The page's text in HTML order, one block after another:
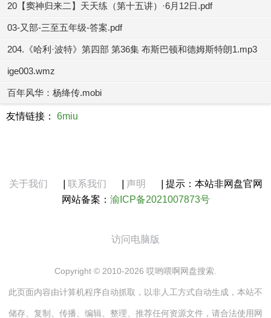
20【窦神归来二】天天练（第十五讲）·6月12日.pdf
03-又部-三至五年级-答案.pdf
204.《哈利·波特》第四部 第36集 布斯巴顿和德姆斯特朗1.mp3
ige003.wmz
百年风华：杨绛传.mobi
友情链接： 6miu
关于我们 联系我们 声明
提示：本站非网盘官网
网站备案： 渝ICP备2021007873号
访问电脑版
Copyright © 2010-2026 哎哟喂啊网盘搜索.
此页面内容由计算机程序自动抓取，以非人工方式自动生成，本站不
储存、复制、传播、编辑、整理、推荐任何资源文件，请合法使用网